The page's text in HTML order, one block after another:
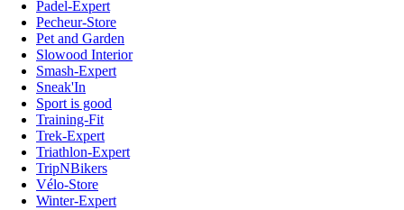
Padel-Expert
Pecheur-Store
Pet and Garden
Slowood Interior
Smash-Expert
Sneak'In
Sport is good
Training-Fit
Trek-Expert
Triathlon-Expert
TripNBikers
Vélo-Store
Winter-Expert